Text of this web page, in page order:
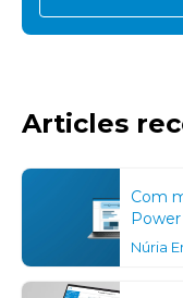
Articles
Com
Núria